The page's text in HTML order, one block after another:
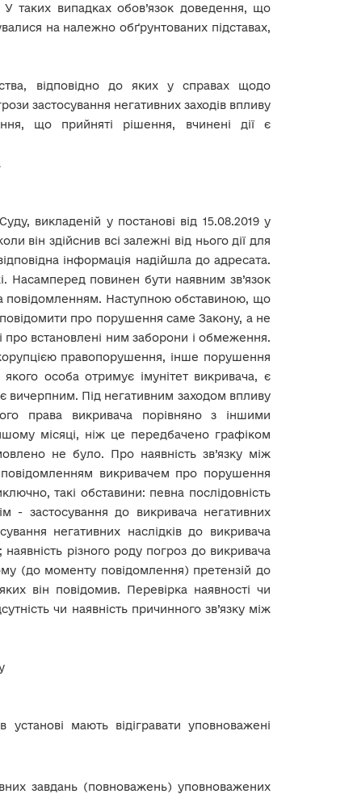
таких випадках обов’язок доведення, що
на належно обґрунтованих підставах,
відповідно до яких у справах щодо
застосування негативних заходів впливу
що прийняті рішення, вчинені дії є
викладеній у постанові від 15.08.2019 у
він здійснив всі залежні від нього дії для
інформація надійшла до адресата.
Насамперед повинен бути наявним зв’язок
повідомленням. Наступною обставиною, що
повідомити про порушення саме Закону, а не
про встановлені ним заборони і обмеження.
правопорушення, інше порушення
особа отримує імунітет викривача, є
вичерпним. Під негативним заходом впливу
права викривача порівняно з іншими
місяці, ніж це передбачено графіком
не було. Про наявність зв’язку між
викривачем про порушення
такі обставини: певна послідовність
- застосування до викривача негативних
негативних наслідків до викривача
різного роду погроз до викривача
(до моменту повідомлення) претензій до
він повідомив. Перевірка наявності чи
чи наявність причинного зв’язку між
мають відігравати уповноважені
завдань (повноважень) уповноважених